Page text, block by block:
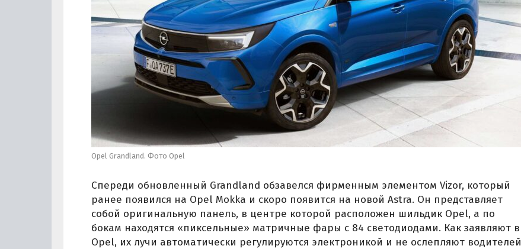
Opel Grandland. Фото Opel
Спереди обновленный Grandland обзавелся фирменным элементом Vizor, который
ранее появился на Opel Mokka и скоро появится на новой Astra. Он представляет
собой оригинальную панель, в центре которой расположен шильдик Opel, а по
бокам находятся «пиксельные» матричные фары с 84 светодиодами. Как заявляют в
Opel, их лучи автоматически регулируются электроникой и не ослепляют водителей